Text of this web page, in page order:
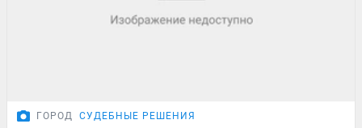
ГОРОД СУДЕБНЫЕ РЕШЕНИЯ